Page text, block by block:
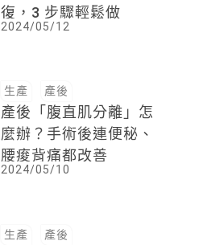
復，3 步驟輕鬆做
2024/05/12
生產 產後
產後「腹直肌分離」怎
麼辦？手術後連便秘、
腰痠背痛都改善
2024/05/10
生產 產後